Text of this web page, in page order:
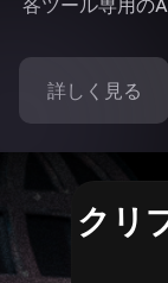
各ツール専用の
詳しく見る
クリ